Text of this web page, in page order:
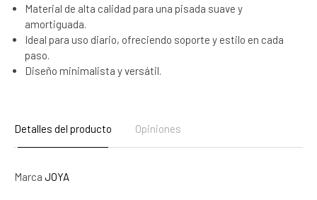
Material de alta calidad para una pisada suave y
amortiguada.
Ideal para uso diario, ofreciendo soporte y estilo en cada
paso.
Diseño minimalista y versátil.
Detalles del producto Opiniones
Marca JOYA